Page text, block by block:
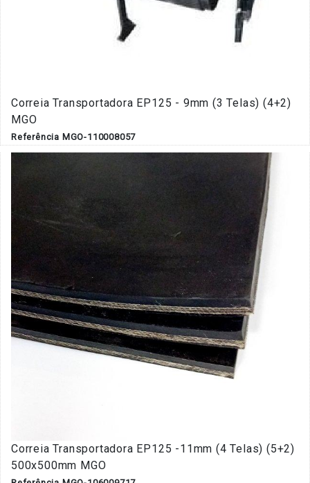
Correia Transportadora EP125 - 9mm (3 Telas) (4+2)
MGO
Referência MGO-110008057
Correia Transportadora EP125 -11mm (4 Telas) (5+2)
500x500mm MGO